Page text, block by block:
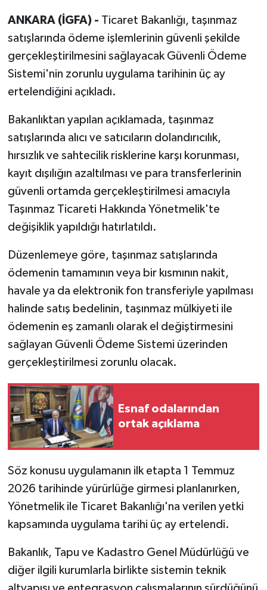
ANKARA (İGFA) - Ticaret Bakanlığı, taşınmaz
satışlarında ödeme işlemlerinin güvenli şekilde
gerçekleştirilmesini sağlayacak Güvenli Ödeme
Sistemi'nin zorunlu uygulama tarihinin üç ay
ertelendiğini açıkladı.
Bakanlıktan yapılan açıklamada, taşınmaz
satışlarında alıcı ve satıcıların dolandırıcılık,
hırsızlık ve sahtecilik risklerine karşı korunması,
kayıt dışılığın azaltılması ve para transferlerinin
güvenli ortamda gerçekleştirilmesi amacıyla
Taşınmaz Ticareti Hakkında Yönetmelik'te
değişiklik yapıldığı hatırlatıldı.
Düzenlemeye göre, taşınmaz satışlarında
ödemenin tamamının veya bir kısmının nakit,
havale ya da elektronik fon transferiyle yapılması
halinde satış bedelinin, taşınmaz mülkiyeti ile
ödemenin eş zamanlı olarak el değiştirmesini
sağlayan Güvenli Ödeme Sistemi üzerinden
gerçekleştirilmesi zorunlu olacak.
Esnaf odalarından
ortak açıklama
Söz konusu uygulamanın ilk etapta 1 Temmuz
2026 tarihinde yürürlüğe girmesi planlanırken,
Yönetmelik ile Ticaret Bakanlığı'na verilen yetki
kapsamında uygulama tarihi üç ay ertelendi.
Bakanlık, Tapu ve Kadastro Genel Müdürlüğü ve
diğer ilgili kurumlarla birlikte sistemin teknik